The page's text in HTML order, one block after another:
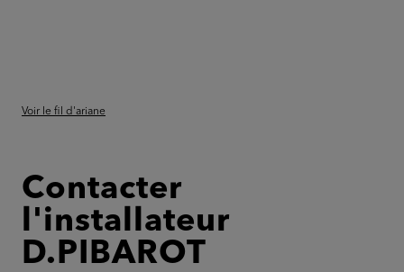
Voir le fil d'ariane
Contacter
l'installateur
D.PIBAROT